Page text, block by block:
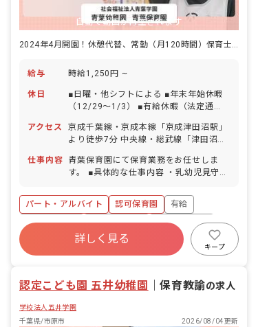
自動で動画が再生されます
2024年4月開園！休憩代替、常勤（月120時間）保育士募集！
給与 時給1,250円 ~
休日
■日曜・他シフトによる ■年末年始休暇
（12/29～1/3） ■有給休暇（法定通
休暇 ■慶弔休暇
アクセス
京成千葉線・京成本線「京成津田沼駅」
より徒歩7分 中央線・総武線「津田沼
駅」より徒歩10分 ■自転車通勤可（駐輪
場あり）
仕事内容
青葉保育園にて保育業務をお任せしま
す。 ■具体的な仕事内容 ・乳幼児見守り
業務全般 ＜クラス編成＞ 全園児数162
名 0歳児クラス 12名（1クラス6名） 1
歳児クラス 30名（1クラス10名） 2歳児
クラス 30名（1クラス15名） 3歳児クラ
ス 30名（1クラス30名） 4歳児クラス
りの気持ちに寄り添える少人数編成で
とりの気持ちに寄り添った丁寧な言葉か
けと関わりをモットーに心の保育を実践
パート・アルバイト 認可保育園
有給
福利厚生充実
産休育休制度
社会福祉法人
研修充実
詳しく見る
キープ
認定こども園 五井幼稚園 ｜保育教諭の求人
学校法人五井学園
千葉県/市原市
2026/08/04更新